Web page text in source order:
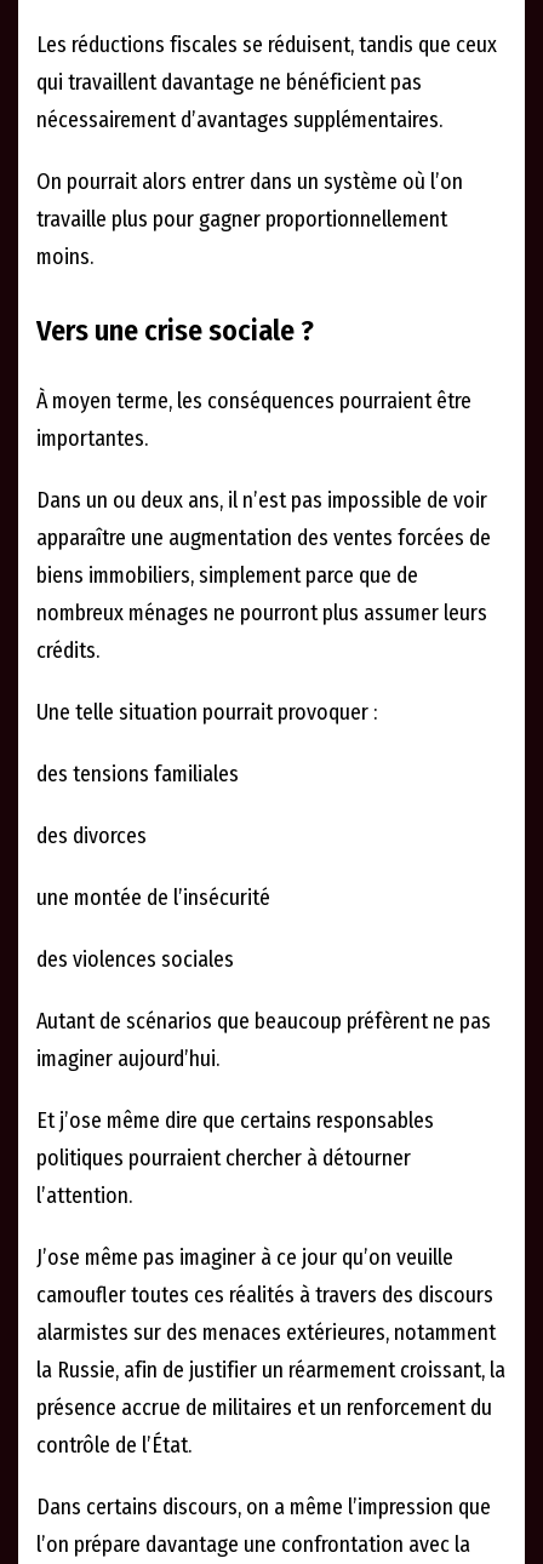
Les réductions fiscales se réduisent, tandis que ceux
qui travaillent davantage ne bénéficient pas
nécessairement d’avantages supplémentaires.
On pourrait alors entrer dans un système où l’on
travaille plus pour gagner proportionnellement
moins.
Vers une crise sociale ?
À moyen terme, les conséquences pourraient être
importantes.
Dans un ou deux ans, il n’est pas impossible de voir
apparaître une augmentation des ventes forcées de
biens immobiliers, simplement parce que de
nombreux ménages ne pourront plus assumer leurs
crédits.
Une telle situation pourrait provoquer :
des tensions familiales
des divorces
une montée de l’insécurité
des violences sociales
Autant de scénarios que beaucoup préfèrent ne pas
imaginer aujourd’hui.
Et j’ose même dire que certains responsables
politiques pourraient chercher à détourner
l’attention.
J’ose même pas imaginer à ce jour qu’on veuille
camoufler toutes ces réalités à travers des discours
alarmistes sur des menaces extérieures, notamment
la Russie, afin de justifier un réarmement croissant, la
présence accrue de militaires et un renforcement du
contrôle de l’État.
Dans certains discours, on a même l’impression que
l’on prépare davantage une confrontation avec la